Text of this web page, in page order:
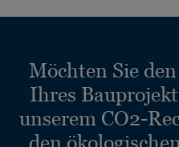
Möchten Sie
Ihres
unserem CO2-
den